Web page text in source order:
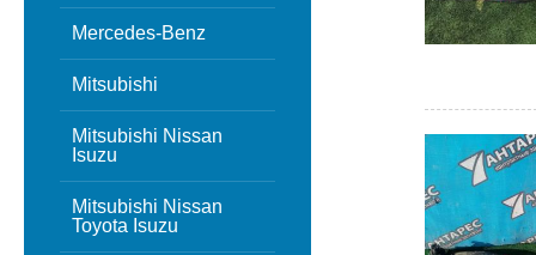
Mercedes-Benz
Mitsubishi
Mitsubishi Nissan
Isuzu
Mitsubishi Nissan
Toyota Isuzu